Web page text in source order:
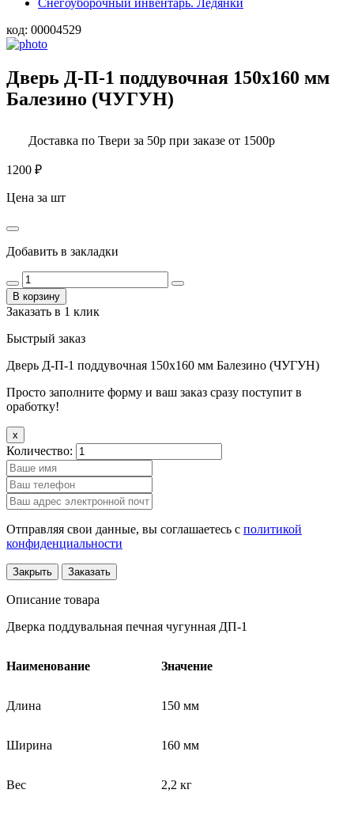
Снегоуборочный инвентарь. Ледянки
код: 00004529
Дверь Д-П-1 поддувочная 150х160 мм
Балезино (ЧУГУН)
Доставка по Твери за 50р при заказе от 1500р
1200 ₽
Цена за шт
Добавить в закладки
В корзину
Заказать в 1 клик
Быстрый заказ
Дверь Д-П-1 поддувочная 150х160 мм Балезино (ЧУГУН)
Просто заполните форму и ваш заказ сразу поступит в
оработку!
x
Количество:
Отправляя свои данные, вы соглашаетесь с политикой
конфиденциальности
Закрыть Заказать
Описание товара
Дверка поддувальная печная чугунная ДП-1
Наименование Значение
Длина 150 мм
Ширина 160 мм
Вес 2,2 кг